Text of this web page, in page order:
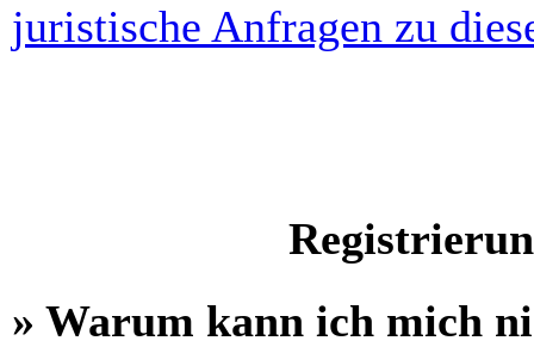
juristische Anfragen zu
» Warum kann ich mich